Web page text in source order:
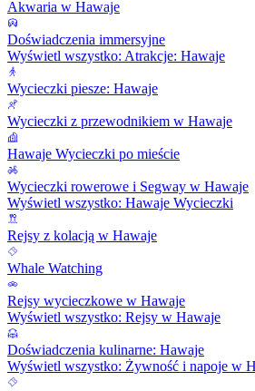
Akwaria w Hawaje
Doświadczenia immersyjne
Wyświetl wszystko: Atrakcje: Hawaje
Wycieczki piesze: Hawaje
Wycieczki z przewodnikiem w Hawaje
Hawaje Wycieczki po mieście
Wycieczki rowerowe i Segway w Hawaje
Wyświetl wszystko: Hawaje Wycieczki
Rejsy z kolacją w Hawaje
Whale Watching
Rejsy wycieczkowe w Hawaje
Wyświetl wszystko: Rejsy w Hawaje
Doświadczenia kulinarne: Hawaje
Wyświetl wszystko: Żywność i napoje w